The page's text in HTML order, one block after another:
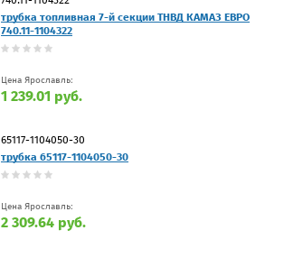
трубка топливная 7-й секции ТНВД КАМАЗ ЕВРО
740.11-1104322
Цена Ярославль:
1 239.01 руб.
65117-1104050-30
трубка 65117-1104050-30
Цена Ярославль:
2 309.64 руб.